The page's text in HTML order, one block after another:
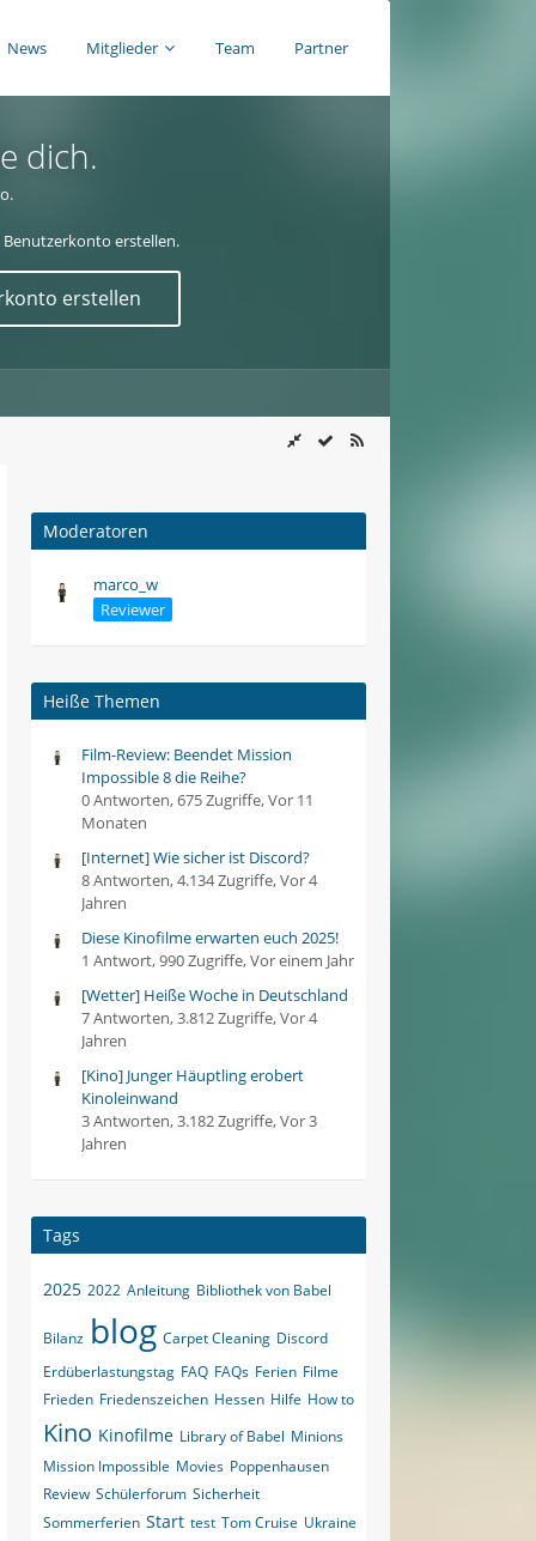
News Mitglieder Team Partner
dich.
erstellen.
erstellen
Moderatoren
marco_w
Reviewer
Heiße Themen
Film-Review: Beendet Mission
Impossible 8 die Reihe?
0 Antworten, 675 Zugriffe, Vor 11
Monaten
[Internet] Wie sicher ist Discord?
8 Antworten, 4.134 Zugriffe, Vor 4
Jahren
Diese Kinofilme erwarten euch 2025!
1 Antwort, 990 Zugriffe, Vor einem Jahr
[Wetter] Heiße Woche in Deutschland
7 Antworten, 3.812 Zugriffe, Vor 4
Jahren
[Kino] Junger Häuptling erobert
Kinoleinwand
3 Antworten, 3.182 Zugriffe, Vor 3
Jahren
Tags
2025 2022 Anleitung Bibliothek von Babel
Bilanz blog Carpet Cleaning Discord
Erdüberlastungstag FAQ FAQs Ferien Filme
Frieden Friedenszeichen Hessen Hilfe How to
Kino Kinofilme Library of Babel Minions
Mission Impossible Movies Poppenhausen
Review Schülerforum Sicherheit
Sommerferien Start test Tom Cruise Ukraine